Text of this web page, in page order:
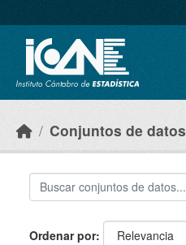
Conjuntos de datos
Ordenar por